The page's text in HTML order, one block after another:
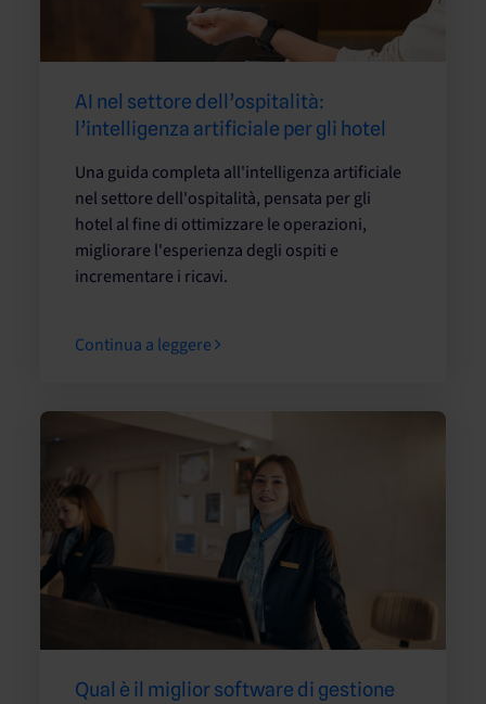
AI nel settore dell’ospitalità:
l’intelligenza artificiale per gli hotel
Una guida completa all'intelligenza artificiale
nel settore dell'ospitalità, pensata per gli
hotel al fine di ottimizzare le operazioni,
migliorare l'esperienza degli ospiti e
incrementare i ricavi.
Continua a leggere
Qual è il miglior software di gestione